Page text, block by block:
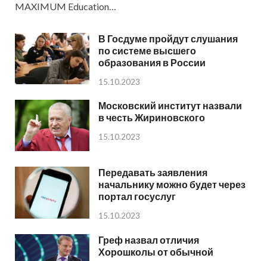
MAXIMUM Education…
В Госдуме пройдут слушания
по системе высшего
образования в России
15.10.2023
Московский институт назвали
в честь Жириновского
15.10.2023
Передавать заявления
начальнику можно будет через
портал госуслуг
15.10.2023
Греф назвал отличия
Хорошколы от обычной